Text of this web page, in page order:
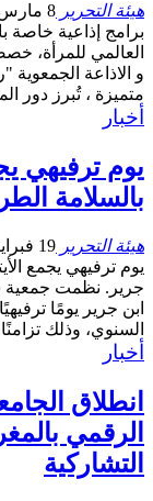
هيئة التحرير 8 مارس, 2025
برامج إذاعية خاصة
العالمي للمرأة،
و الاذاعة الجمعوية
متميزة ، تُبرز دور
أخبار
يوم ترفيهي
بالسلامة
هيئة التحرير 19 فبراير, 2025
يوم ترفيهي يجمع
جرير. نظمت جمعية
ابن جرير يومًا
السنوي، وذلك
أخبار
انطلاق
الرقمي
التشاركية